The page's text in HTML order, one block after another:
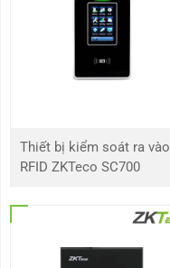
Thiết bị kiểm soát ra vào
RFID ZKTeco SC700